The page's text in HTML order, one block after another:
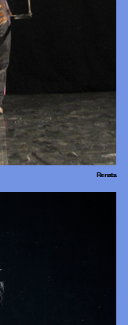
Renata